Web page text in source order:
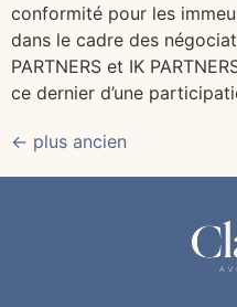
conformité pour les
dans le cadre des
PARTNERS et IK
ce dernier d’une
← plus ancien